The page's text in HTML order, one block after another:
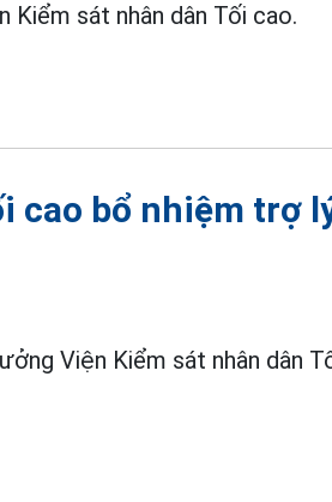
Kiểm sát nhân dân Tối cao.
cao bổ nhiệm trợ
Viện Kiểm sát nhân dân